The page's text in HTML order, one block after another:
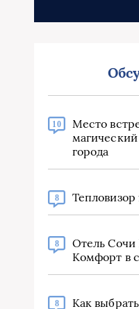
10
Место
города
8
8
Отель Сочи
Комфорт в
8
Как